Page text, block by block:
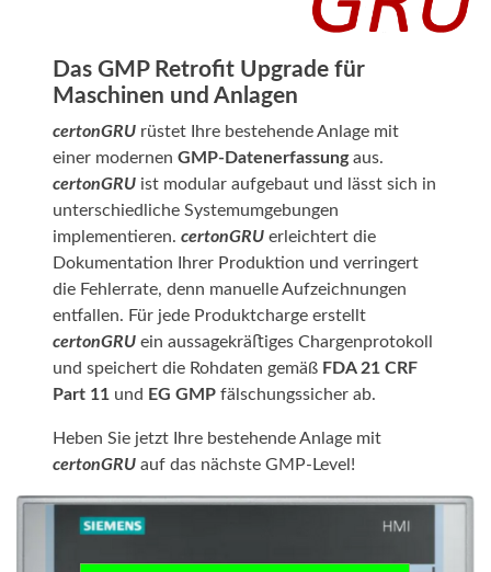
Das GMP Retroﬁt Upgrade für
Maschinen und Anlagen
certonGRU rüstet Ihre bestehende Anlage mit
einer modernenGMP-Datenerfassungaus.
certonGRU ist modular aufgebaut und lässt sich in
unterschiedliche Systemumgebungen
implementieren.certonGRU erleichtert die
Dokumentation Ihrer Produktion und verringert
die Fehlerrate, denn manuelle Aufzeichnungen
entfallen. Für jede Produktcharge erstellt
certonGRU ein aussagekräﬅiges Chargenprotokoll
und speichert die Rohdaten gemäß FDA 21 CRF
Part 11 und EG GMP fälschungssicher ab.
Heben Sie jetzt Ihre bestehende Anlage mit
certonGRU auf das nächste GMP-Level!